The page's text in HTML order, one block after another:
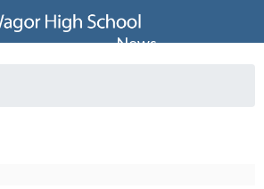
Jump to navigation
News